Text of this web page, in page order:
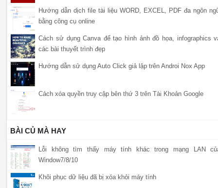
Hướng dẫn dịch file tài liệu WORD, EXCEL, PDF đa ngôn
bằng công cụ online
Cách sử dụng Canva để tạo hình ảnh đồ họa, infographics
các bài thuyết trình đẹp
Hướng dẫn sử dụng Auto Click giả lập trên Androi Nox App
Cách xóa quyền truy cập bên thứ 3 trên Tài Khoản Google
BÀI CỦ MÀ HAY
Lỗi không tìm thấy máy tính khác trong mạng LAN
Window7/8/10
Khôi phục dữ liệu đã bị xóa khỏi máy tính